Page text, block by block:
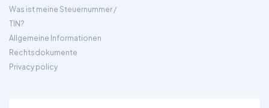
Was ist meine Steuernummer /
TIN?
Allgemeine Informationen
Rechtsdokumente
Privacy policy